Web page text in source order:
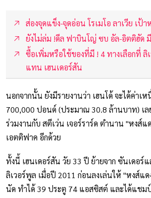
ส่องจุดแข็ง-จุดอ่อน โรเมโอ ลาเวีย เป้
ยังไม่ล่ม !ดีล ฟาบินโญ่ ซบ อัล-อิตติฮัด
ซื้อเพิ่มหรือใช้ของที่มี ! 4 ทางเลือกที่ ลิ
แทน เฮนเดอร์สัน
นอกจากนั้น ยังมีรายงานว่า เฮนโด้ จะได้ค่าเ
700,000 ปอนด์ (ประมาณ 30.8 ล้านบาท) เล
ร่วมงานกับ สตีเว่น เจอร์ราร์ด ตำนาน "หงส์แ
เอตติฟาค อีกด้วย
ทั้งนี้ เฮนเดอร์สัน วัย 33 ปี ย้ายจาก ซันเดอร์
ลิเวอร์พูล เมื่อปี 2011 ก่อนลงเล่นให้ "หงส์แ
นัด ทำได้ 39 ประตู 74 แอสซิสต์ และได้แชม